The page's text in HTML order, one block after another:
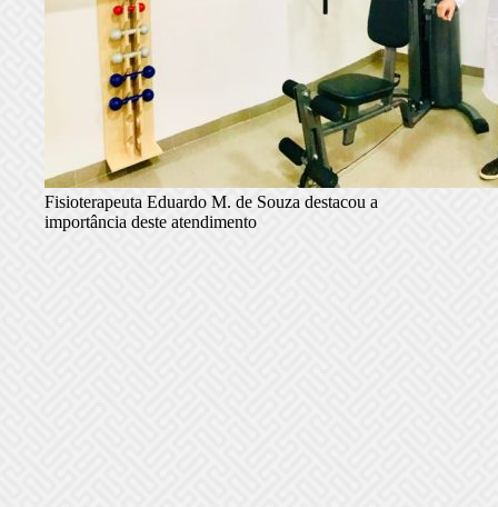
Fisioterapeuta Eduardo M. de Souza destacou a
importância deste atendimento